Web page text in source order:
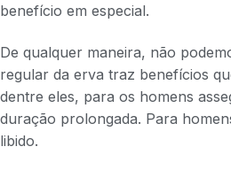
benefício em especial.
De qualquer maneira, não
regular da erva traz benefícios
dentre eles, para os homens
duração prolongada. Para
libido.